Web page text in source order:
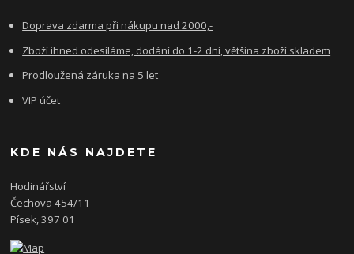
Doprava zdarma při nákupu nad 2000,-
Zboží ihned odesíláme, dodání do 1-2 dní, většina zboží skladem
Prodloužená záruka na 5 let
VIP účet
KDE NÁS NAJDETE
Hodinářství
Čechova 454/11
Písek, 397 01